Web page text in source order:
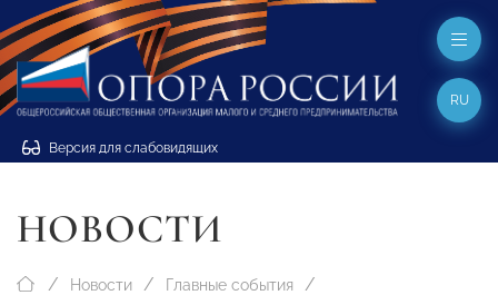
Версия для слабовидящих
RU
НОВОСТИ
Новости Главные события